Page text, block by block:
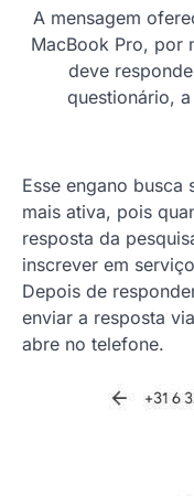
A mensagem
MacBook Pro, por
deve
questionário,
Esse engano
mais ativa, pois
resposta da
inscrever em
Depois de
enviar a resposta
abre no telefone.